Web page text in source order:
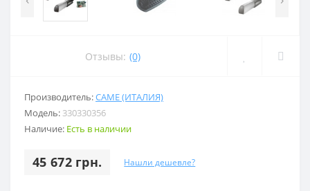
Отзывы: (0)
Производитель:CAME (ИТАЛИЯ)
Модель: 330330356
Наличие: Есть в наличии
45 672 грн. Нашли дешевле?